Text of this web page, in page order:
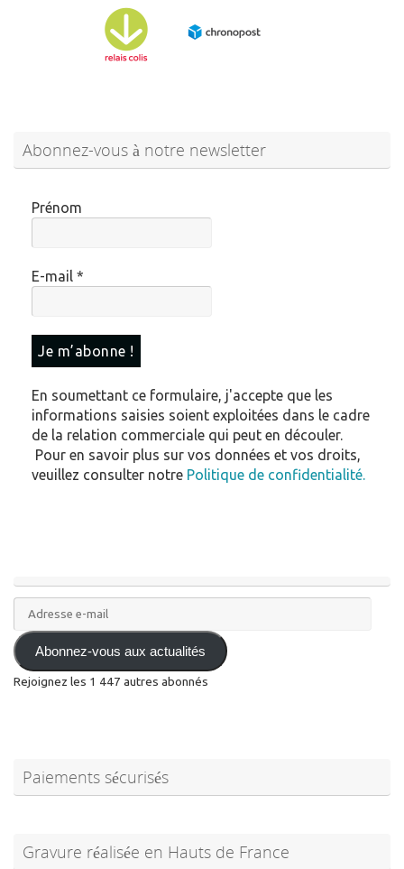
Abonnez-vous à notre newsletter
Prénom
E-mail *
En soumettant ce formulaire, j'accepte que les
informations saisies soient exploitées dans le cadre
de la relation commerciale qui peut en découler.
Pour en savoir plus sur vos données et vos droits,
veuillez consulter notre Politique de confidentialité.
Adresse
e-
mail Abonnez-vous aux actualités
Rejoignez les 1 447 autres abonnés
Paiements sécurisés
Gravure réalisée en Hauts de France